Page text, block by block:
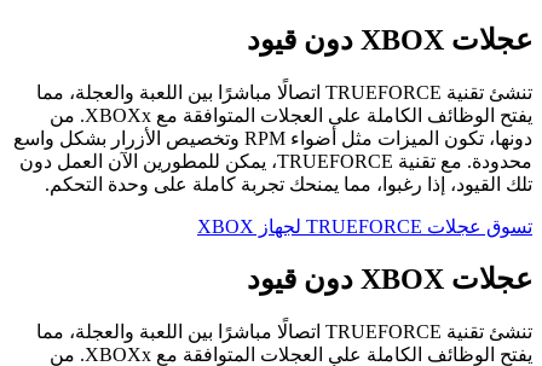
عجلات XBOX دون قيود
تنشئ تقنية TRUEFORCE اتصالًا مباشرًا بين اللعبة والعجلة، مما
يفتح الوظائف الكاملة على العجلات المتوافقة مع XBOXx. من
دونها، تكون الميزات مثل أضواء RPM وتخصيص الأزرار بشكل واسع
محدودة. مع تقنية TRUEFORCE، يمكن للمطورين الآن العمل دون
تلك القيود، إذا رغبوا، مما يمنحك تجربة كاملة على وحدة التحكم.
تسوق عجلات TRUEFORCE لجهاز XBOX
عجلات XBOX دون قيود
تنشئ تقنية TRUEFORCE اتصالًا مباشرًا بين اللعبة والعجلة، مما
يفتح الوظائف الكاملة على العجلات المتوافقة مع XBOXx. من